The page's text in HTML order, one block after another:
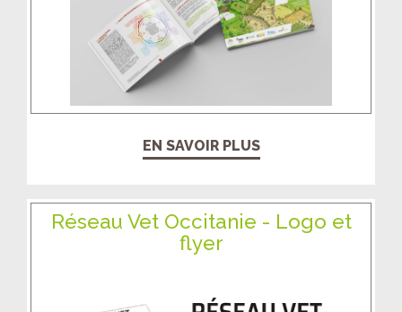
EN SAVOIR PLUS
Réseau Vet Occitanie - Logo et
flyer